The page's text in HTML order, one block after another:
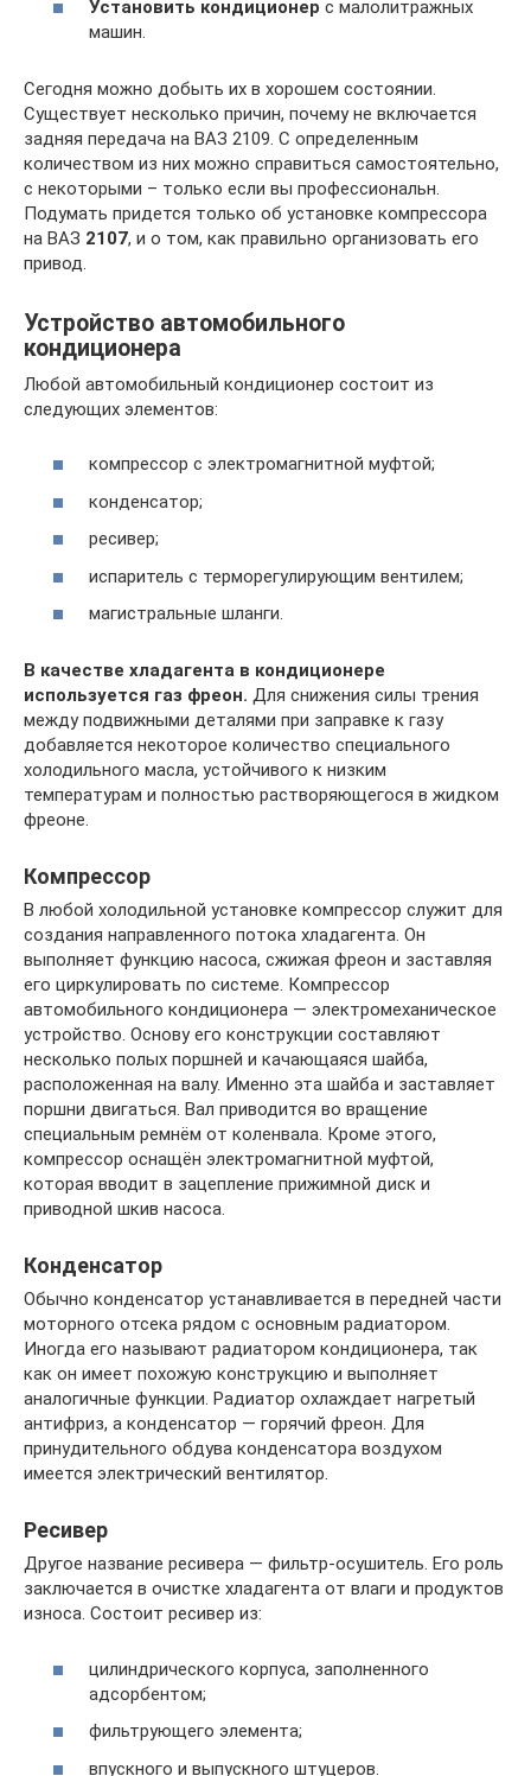
Установить кондиционер с малолитражных
машин.
Сегодня можно добыть их в хорошем состоянии.
Существует несколько причин, почему не включается
задняя передача на ВАЗ 2109. С определенным
количеством из них можно справиться самостоятельно,
с некоторыми – только если вы профессиональн.
Подумать придется только об установке компрессора
на ВАЗ 2107, и о том, как правильно организовать его
привод.
Устройство автомобильного
кондиционера
Любой автомобильный кондиционер состоит из
следующих элементов:
компрессор с электромагнитной муфтой;
конденсатор;
ресивер;
испаритель с терморегулирующим вентилем;
магистральные шланги.
В качестве хладагента в кондиционере
используется газ фреон. Для снижения силы трения
между подвижными деталями при заправке к газу
добавляется некоторое количество специального
холодильного масла, устойчивого к низким
температурам и полностью растворяющегося в жидком
фреоне.
Компрессор
В любой холодильной установке компрессор служит для
создания направленного потока хладагента. Он
выполняет функцию насоса, сжижая фреон и заставляя
его циркулировать по системе. Компрессор
автомобильного кондиционера — электромеханическое
устройство. Основу его конструкции составляют
несколько полых поршней и качающаяся шайба,
расположенная на валу. Именно эта шайба и заставляет
поршни двигаться. Вал приводится во вращение
специальным ремнём от коленвала. Кроме этого,
компрессор оснащён электромагнитной муфтой,
которая вводит в зацепление прижимной диск и
приводной шкив насоса.
Конденсатор
Обычно конденсатор устанавливается в передней части
моторного отсека рядом с основным радиатором.
Иногда его называют радиатором кондиционера, так
как он имеет похожую конструкцию и выполняет
аналогичные функции. Радиатор охлаждает нагретый
антифриз, а конденсатор — горячий фреон. Для
принудительного обдува конденсатора воздухом
имеется электрический вентилятор.
Ресивер
Другое название ресивера — фильтр-осушитель. Его роль
заключается в очистке хладагента от влаги и продуктов
износа. Состоит ресивер из:
цилиндрического корпуса, заполненного
адсорбентом;
фильтрующего элемента;
впускного и выпускного штуцеров.